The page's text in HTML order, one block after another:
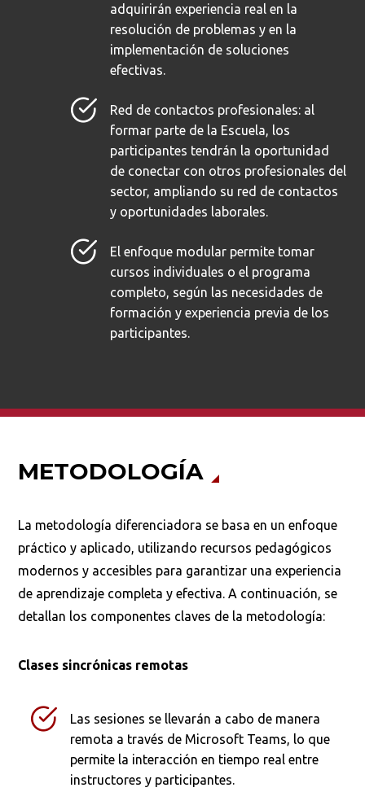
adquirirán experiencia real en la
resolución de problemas y en la
implementación de soluciones
efectivas.
Red de contactos profesionales: al
formar parte de la Escuela, los
participantes tendrán la oportunidad
de conectar con otros profesionales del
sector, ampliando su red de contactos
y oportunidades laborales.
El enfoque modular permite tomar
cursos individuales o el programa
completo, según las necesidades de
formación y experiencia previa de los
participantes.
METODOLOGÍA
La metodología diferenciadora se basa en un enfoque
práctico y aplicado, utilizando recursos pedagógicos
modernos y accesibles para garantizar una experiencia
de aprendizaje completa y efectiva. A continuación, se
detallan los componentes claves de la metodología:
Clases sincrónicas remotas
Las sesiones se llevarán a cabo de manera
remota a través de Microsoft Teams, lo que
permite la interacción en tiempo real entre
instructores y participantes.